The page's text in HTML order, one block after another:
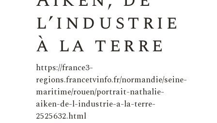
l’industrie
à la terre
https://france3-
regions.francetvinfo.fr/normandie/seine-
maritime/rouen/portrait-nathalie-
aiken-de-l-industrie-a-la-terre-
2525632.html